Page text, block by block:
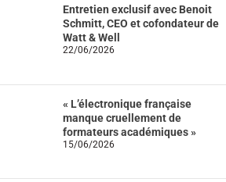
Entretien exclusif avec Benoit
Schmitt, CEO et cofondateur de
Watt & Well
22/06/2026
« L’électronique française
manque cruellement de
formateurs académiques »
15/06/2026